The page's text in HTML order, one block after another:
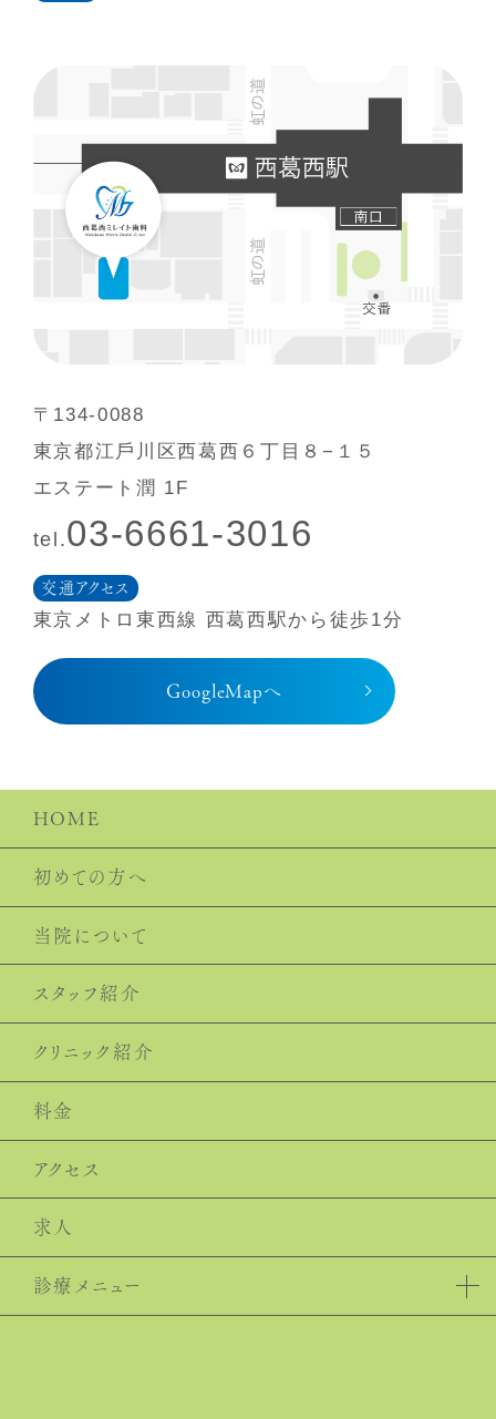
〒134-0088
東京都江⼾川区⻄葛⻄６丁⽬８−１５
エステート潤 1F
tel.03-6661-3016
交通アクセス
東京メトロ東⻄線 ⻄葛⻄駅から徒歩1分
GoogleMapへ
HOME
初めての⽅へ
当院について
スタッフ紹介
クリニック紹介
料⾦
アクセス
求人
診療メニュー